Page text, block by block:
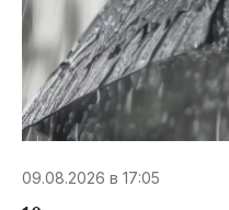
09.08.2026 в 17:05